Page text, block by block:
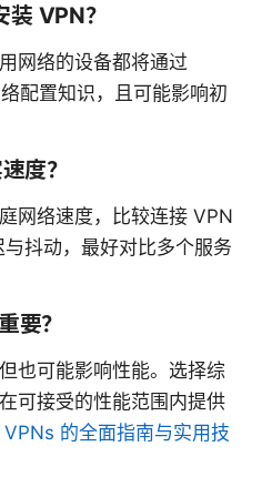
VPN？
网络的设备都将通过
配置知识，且可能影响初
度？
网络速度，比较连接 VPN
抖动，最好对比多个服务
要？
也可能影响性能。选择综
可接受的性能范围内提供
的全面指南与实用技